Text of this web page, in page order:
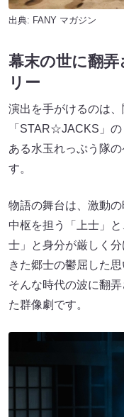
出典: FANY マガジン
幕末の世に翻
リー
演出を手がけるのは
「STAR☆JACKS」
ある水玉れっぷう隊
す。
物語の舞台は、激動
中枢を担う「上士」
士」と身分が厳しく
きた郷士の鬱屈した
そんな時代の波に翻
た群像劇です。